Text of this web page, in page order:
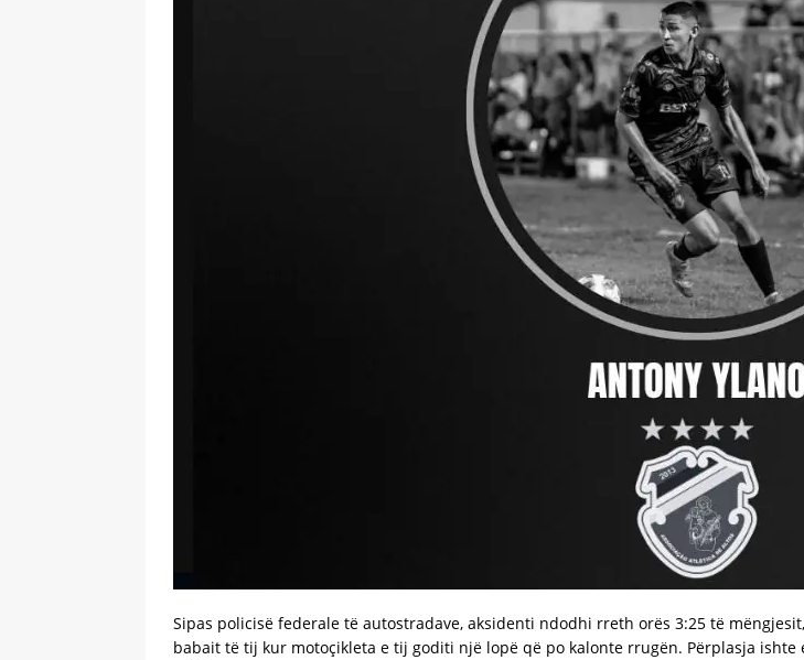
Sipas policisë federale të autostradave, aksidenti ndodhi rreth orës 3:25 të
babait të tij kur motoçikleta e tij goditi një lopë që po kalonte rrugën. Përplasja